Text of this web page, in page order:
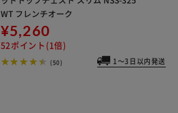
WT フレンチオーク
¥5,260
52ポイント(1倍)
(50) 1～3日以内発送